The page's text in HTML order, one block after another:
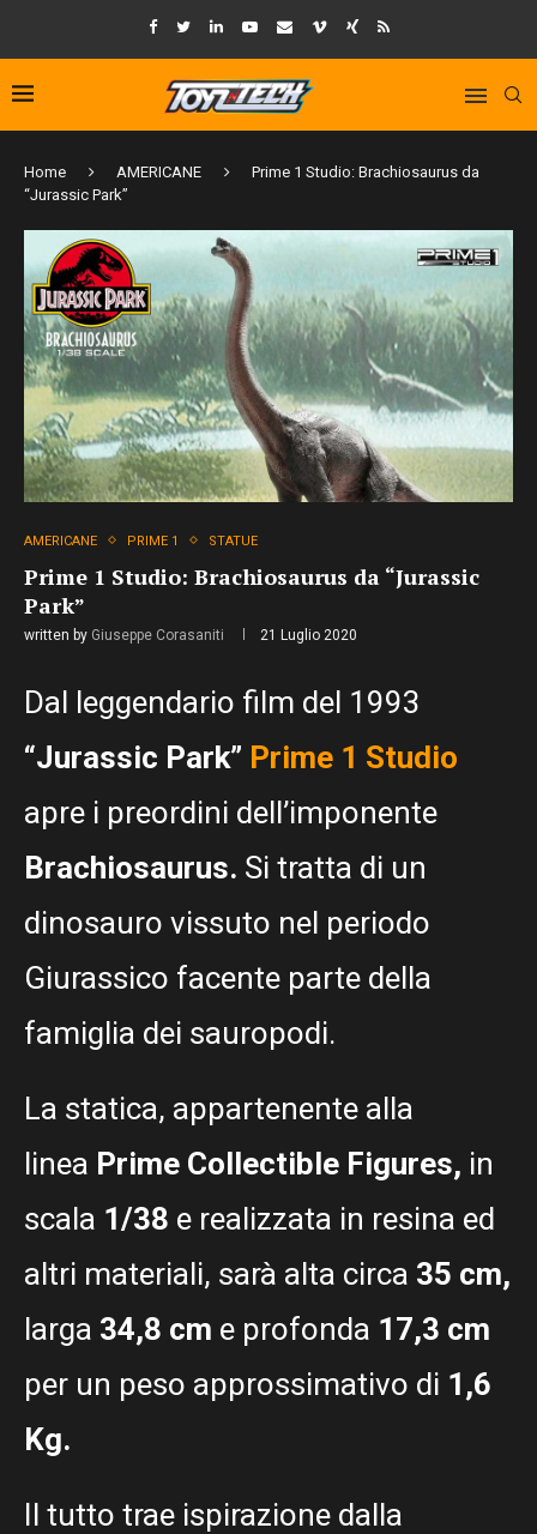
Home AMERICANE
Prime 1 Studio: Brachiosaurus da
“Jurassic Park”
AMERICANE PRIME 1 STATUE
Prime 1 Studio: Brachiosaurus da “Jurassic
Park”
written by Giuseppe Corasaniti 21 Luglio 2020
Dal leggendario film del 1993
“Jurassic Park” Prime 1 Studio
apre i preordini dell’imponente
Brachiosaurus. Si tratta di un
dinosauro vissuto nel periodo
Giurassico facente parte della
famiglia dei sauropodi.
La statica, appartenente alla
linea Prime Collectible Figures, in
scala 1/38 e realizzata in resina ed
altri materiali, sarà alta circa 35 cm,
larga 34,8 cm e profonda 17,3 cm
per un peso approssimativo di 1,6
Kg.
Il tutto trae ispirazione dalla